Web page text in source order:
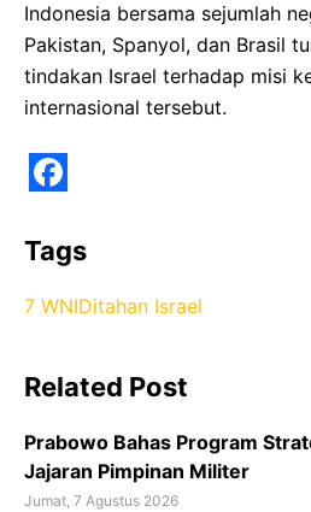
Indonesia bersama sejumlah
Pakistan, Spanyol, dan Brasil
tindakan Israel terhadap misi
internasional tersebut.
a
c
e
b
o
o
k
Tags
7 WNIDitahan Israel
Related Post
Prabowo Bahas Program
Jajaran Pimpinan Militer
Jumat, 7 Agustus 2026